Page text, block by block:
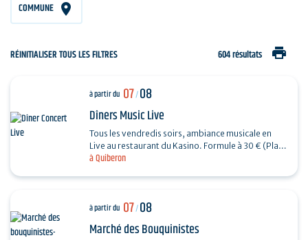
COMMUNE
RÉINITIALISER TOUS LES FILTRES 604 résultats print
à Quiberon
à partir du 07/08
Dîners Music Live
Tous les vendredis soirs, ambiance musicale en
Live au restaurant du Kasino. Formule à 30 € (Plat
à partir du 07/08
Marché des Bouquinistes